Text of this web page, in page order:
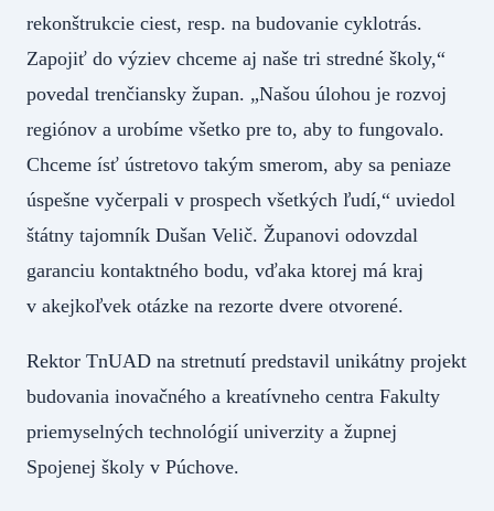
rekonštrukcie ciest, resp. na budovanie cyklotrás.
Zapojiť do výziev chceme aj naše tri stredné školy,“
povedal trenčiansky župan. „Našou úlohou je rozvoj
regiónov a urobíme všetko pre to, aby to fungovalo.
Chceme ísť ústretovo takým smerom, aby sa peniaze
úspešne vyčerpali v prospech všetkých ľudí,“ uviedol
štátny tajomník Dušan Velič. Županovi odovzdal
garanciu kontaktného bodu, vďaka ktorej má kraj
v akejkoľvek otázke na rezorte dvere otvorené.
Rektor TnUAD na stretnutí predstavil unikátny projekt
budovania inovačného a kreatívneho centra Fakulty
priemyselných technológií univerzity a župnej
Spojenej školy v Púchove.